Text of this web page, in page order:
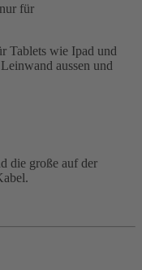
für
Tablets wie Ipad und
aussen und
die große auf der